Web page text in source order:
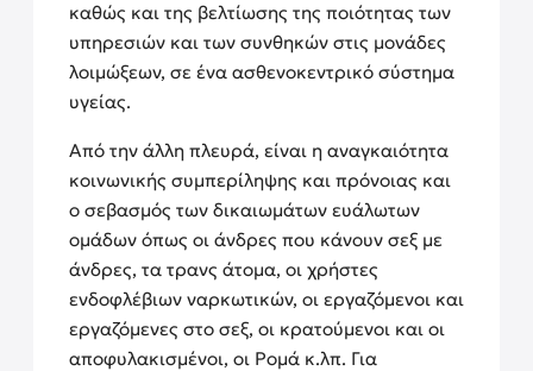
καθώς και της βελτίωσης της ποιότητας των
υπηρεσιών και των συνθηκών στις μονάδες
λοιμώξεων, σε ένα ασθενοκεντρικό σύστημα
υγείας.
Από την άλλη πλευρά, είναι η αναγκαιότητα
κοινωνικής συμπερίληψης και πρόνοιας και
ο σεβασμός των δικαιωμάτων ευάλωτων
ομάδων όπως οι άνδρες που κάνουν σεξ με
άνδρες, τα τρανς άτομα, οι χρήστες
ενδοφλέβιων ναρκωτικών, οι εργαζόμενοι και
εργαζόμενες στο σεξ, οι κρατούμενοι και οι
αποφυλακισμένοι, οι Ρομά κ.λπ. Για